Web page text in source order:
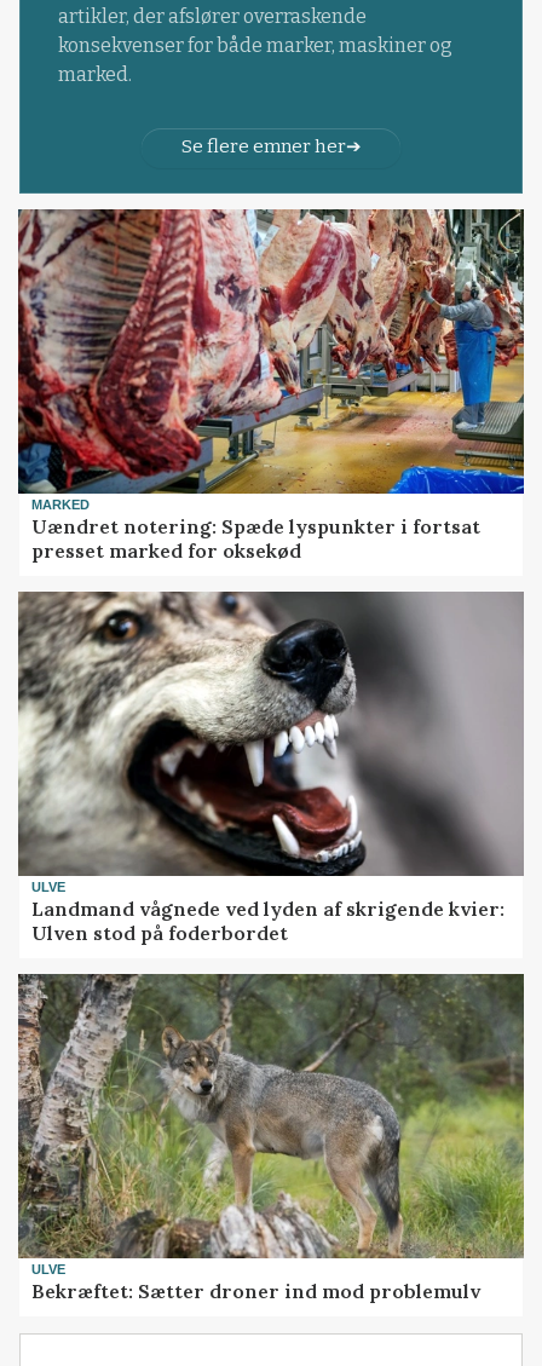
artikler, der afslører overraskende
konsekvenser for både marker, maskiner og
marked.
Se flere emner her
MARKED
Uændret notering: Spæde lyspunkter i fortsat
presset marked for oksekød
ULVE
Landmand vågnede ved lyden af skrigende kvier:
Ulven stod på foderbordet
ULVE
Bekræftet: Sætter droner ind mod problemulv